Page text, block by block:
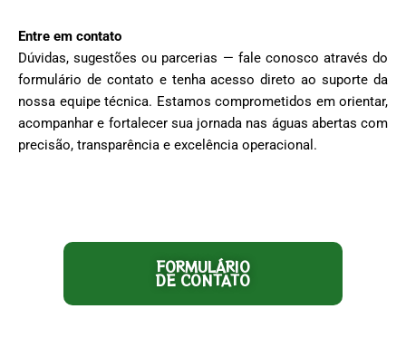
Entre em contato
Dúvidas, sugestões ou parcerias — fale conosco através do
formulário de contato e tenha acesso direto ao suporte da
nossa equipe técnica. Estamos comprometidos em orientar,
acompanhar e fortalecer sua jornada nas águas abertas com
precisão, transparência e excelência operacional.
FORMULÁRIO
DE CONTATO